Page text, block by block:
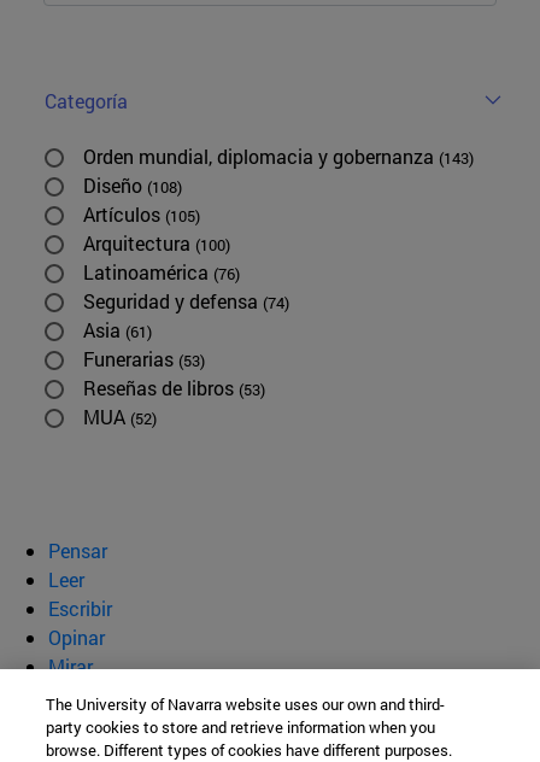
Categoría
Orden mundial, diplomacia y gobernanza (143)
Diseño (108)
Artículos (105)
Arquitectura (100)
Latinoamérica (76)
Seguridad y defensa (74)
Asia (61)
Funerarias (53)
Reseñas de libros (53)
MUA (52)
Pensar
Leer
Escribir
Opinar
Mirar
Quiénes somos
BeBrave
The University of Navarra website uses our own and third-
party cookies to store and retrieve information when you
browse. Different types of cookies have different purposes.